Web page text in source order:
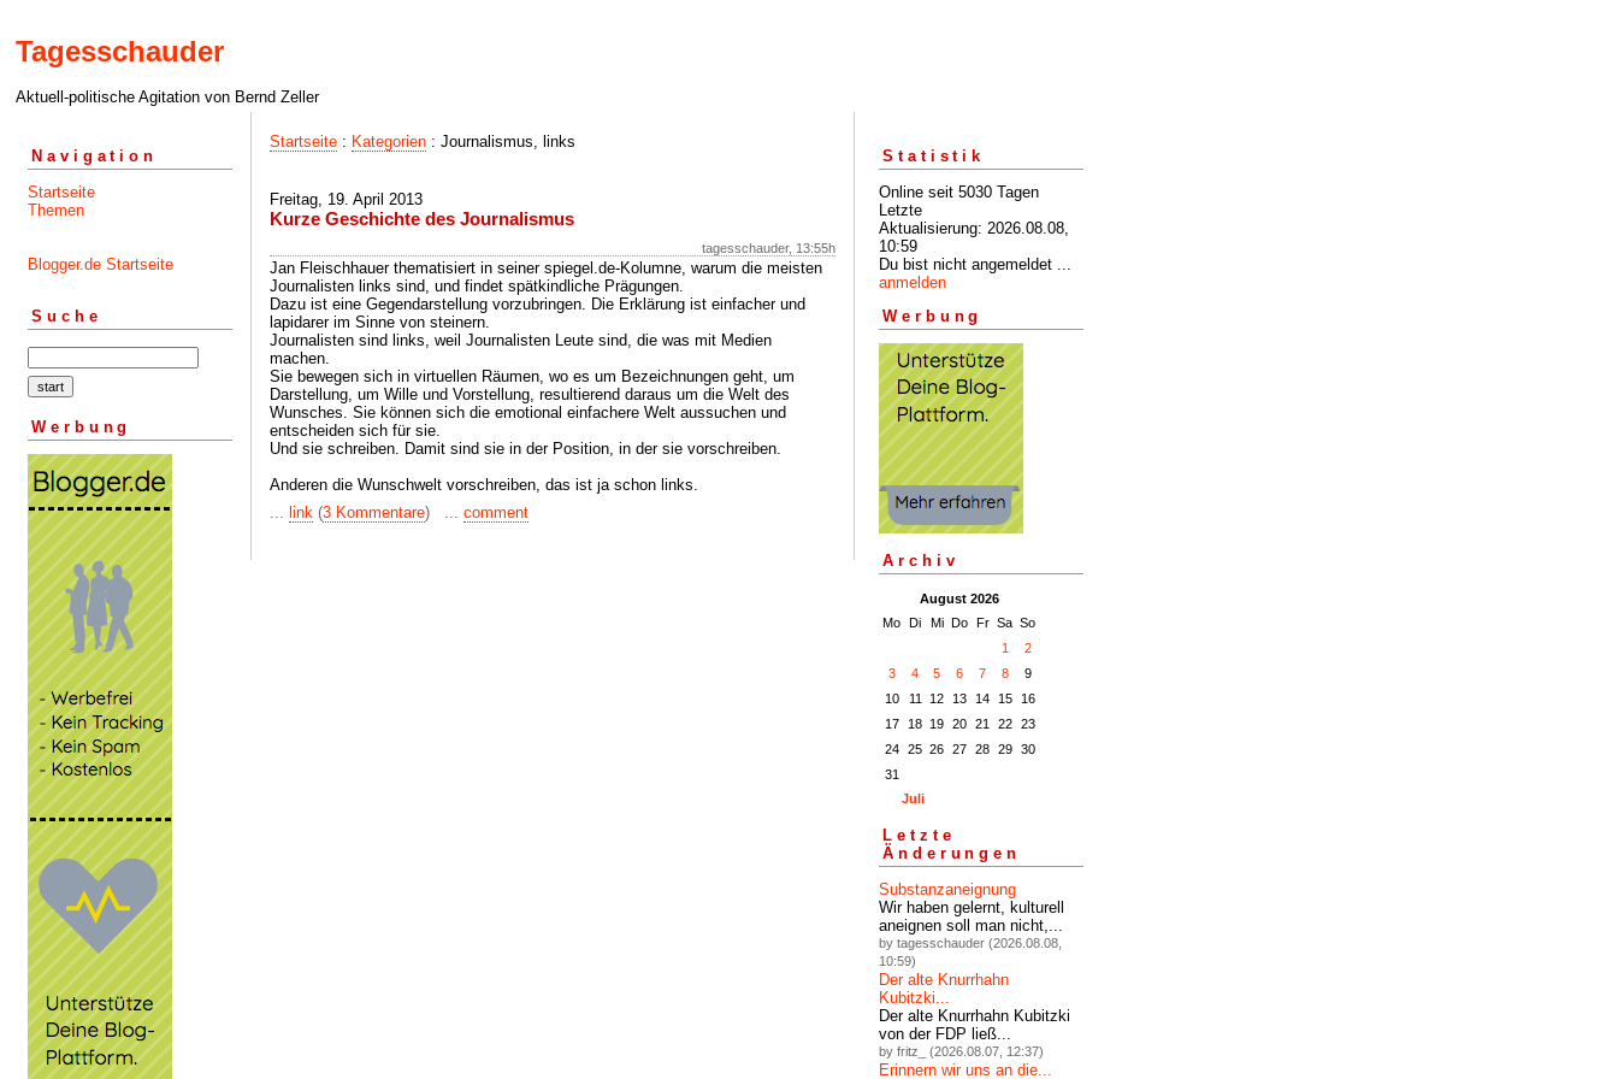
Tagesschauder
Aktuell-politische Agitation von Bernd Zeller
Navigation
Startseite
Themen
Blogger.de Startseite
Suche
Werbung
Startseite : Kategorien : Journalismus, links
Freitag, 19. April 2013
Kurze Geschichte des Journalismus
tagesschauder, 13:55h
Jan Fleischhauer thematisiert in seiner spiegel.de-Kolumne, warum die meisten
Journalisten links sind, und findet spätkindliche Prägungen.
Dazu ist eine Gegendarstellung vorzubringen. Die Erklärung ist einfacher und
lapidarer im Sinne von steinern.
Journalisten sind links, weil Journalisten Leute sind, die was mit Medien
machen.
Sie bewegen sich in virtuellen Räumen, wo es um Bezeichnungen geht, um
Darstellung, um Wille und Vorstellung, resultierend daraus um die Welt des
Wunsches. Sie können sich die emotional einfachere Welt aussuchen und
entscheiden sich für sie.
Und sie schreiben. Damit sind sie in der Position, in der sie vorschreiben.
Anderen die Wunschwelt vorschreiben, das ist ja schon links.
... link (3 Kommentare) ... comment
Statistik
Online seit 5030 Tagen
Letzte
Aktualisierung: 2026.08.08,
10:59
Du bist nicht angemeldet ...
anmelden
Werbung
Archiv
August 2026
Mo Di Mi Do Fr Sa So
1
2
3
4 5 6 7 8
9
10
11 12 13 14 15
16
17
18 19 20 21 22
23
24
25 26 27 28 29
30
31
Juli
Letzte
Änderungen
Substanzaneignung
Wir haben gelernt, kulturell
aneignen soll man nicht,...
by tagesschauder (2026.08.08,
10:59)
Der alte Knurrhahn
Kubitzki...
Der alte Knurrhahn Kubitzki
von der FDP ließ...
by fritz_ (2026.08.07, 12:37)
Erinnern wir uns an die...